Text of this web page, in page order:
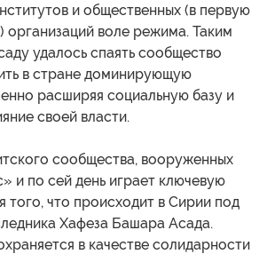
и общественных (в первую
организаций воле режима. Таким
удалось спаять сообщество
в стране доминирующую
расширяя социальную базу и
своей власти.
сообщества, вооруженных
и по сей день играет ключевую
того, что происходит в Сирии под
Хафеза Башара Асада.
в качестве солидарности